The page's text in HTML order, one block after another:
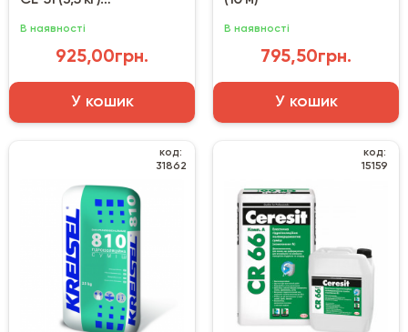
В наявності
925,00грн.
У кошик
В наявності
795,50грн.
У кошик
код:
31862
код:
15159